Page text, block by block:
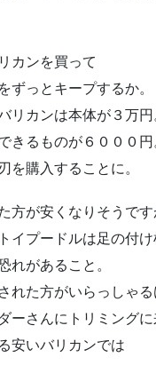
カンを買って
ずっとキープするか。
リカンは本体が３万円
きるものが６０００円
を購入することに。
方が安くなりそうです
イプードルは足の付
れがあること。
れた方がいらっしゃ
ーさんにトリミングに
安いバリカンでは